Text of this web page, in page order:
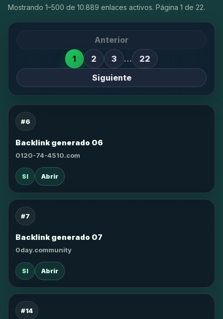
Mostrando 1–500 de 10.889 enlaces activos. Página 1 de 22.
Anterior
1
2 3 …
22
Siguiente
#6
Backlink generado 06
0120-74-4510.com
SI Abrir
#7
Backlink generado 07
0day.community
SI Abrir
#14